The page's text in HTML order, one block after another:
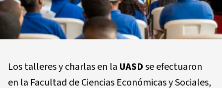
Los talleres y charlas en la UASDse efectuaron
en la Facultad de Ciencias Económicas y Sociales,